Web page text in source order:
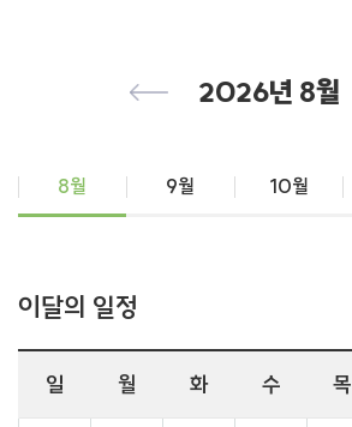
2026년 8월
8월 9월 10월
이달의 일정
일 월 화 수 목